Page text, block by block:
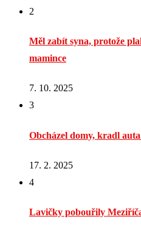
2
Měl zabít syna, protože
mamince
7. 10. 2025
3
Obcházel domy, kradl
17. 2. 2025
4
Lavičky pobouřily